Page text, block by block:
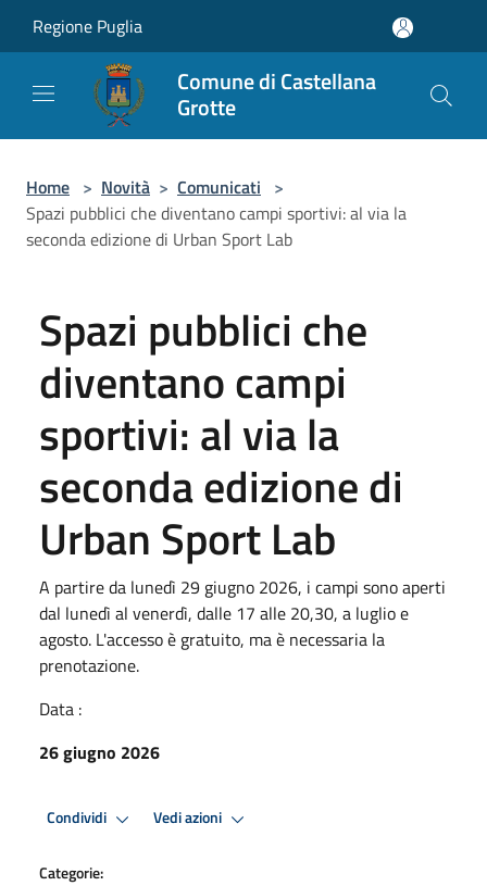
Regione Puglia
Comune di Castellana
Grotte
Home > Novità > Comunicati >
Spazi pubblici che diventano campi sportivi: al via la
seconda edizione di Urban Sport Lab
Spazi pubblici che
diventano campi
sportivi: al via la
seconda edizione di
Urban Sport Lab
A partire da lunedì 29 giugno 2026, i campi sono aperti
dal lunedì al venerdì, dalle 17 alle 20,30, a luglio e
agosto. L'accesso è gratuito, ma è necessaria la
prenotazione.
Data :
26 giugno 2026
Condividi Vedi azioni
Categorie: